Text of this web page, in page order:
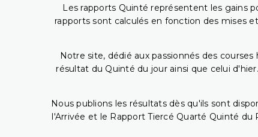
Les rapports Quinté représentent les gains
rapports sont calculés en fonction des mises
Notre site, dédié aux passionnés des
résultat du Quinté du jour ainsi que celui
Nous publions les résultats dès qu'ils sont
l'Arrivée et le Rapport Tiercé Quarté Quinté du